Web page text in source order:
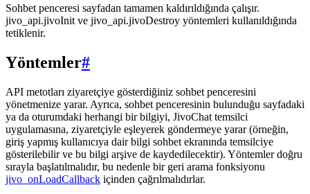
Sohbet penceresi sayfadan tamamen kaldırıldığında çalışır.
jivo_api.jivoInit ve jivo_api.jivoDestroy yöntemleri kullanıldığında
tetiklenir.
Yöntemler#
API metotları ziyaretçiye gösterdiğiniz sohbet penceresini
yönetmenize yarar. Ayrıca, sohbet penceresinin bulunduğu sayfadaki
ya da oturumdaki herhangi bir bilgiyi, JivoChat temsilci
uygulamasına, ziyaretçiyle eşleyerek göndermeye yarar (örneğin,
giriş yapmış kullanıcıya dair bilgi sohbet ekranında temsilciye
gösterilebilir ve bu bilgi arşive de kaydedilecektir). Yöntemler doğru
sırayla başlatılmalıdır, bu nedenle bir geri arama fonksiyonu
jivo_onLoadCallback içinden çağrılmalıdırlar.